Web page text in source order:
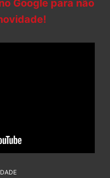
Google para não